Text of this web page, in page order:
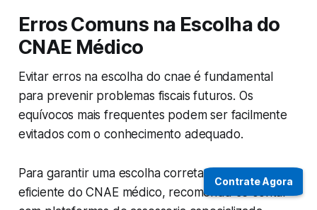
Erros Comuns na Escolha do
CNAE Médico
Evitar erros na escolha do cnae é fundamental
para prevenir problemas fiscais futuros. Os
equívocos mais frequentes podem ser facilmente
evitados com o conhecimento adequado.
Para garantir uma escolha correta e uma gestão
eficiente do CNAE médico, recomenda-se contar
Contrate Agora